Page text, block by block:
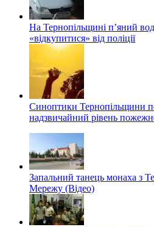
На Тернопільщині п’яний
«відкупитися» від поліції
Синоптики Тернопільщини
надзвичайний рівень
Запальний танець монаха з
Мережу (Відео)